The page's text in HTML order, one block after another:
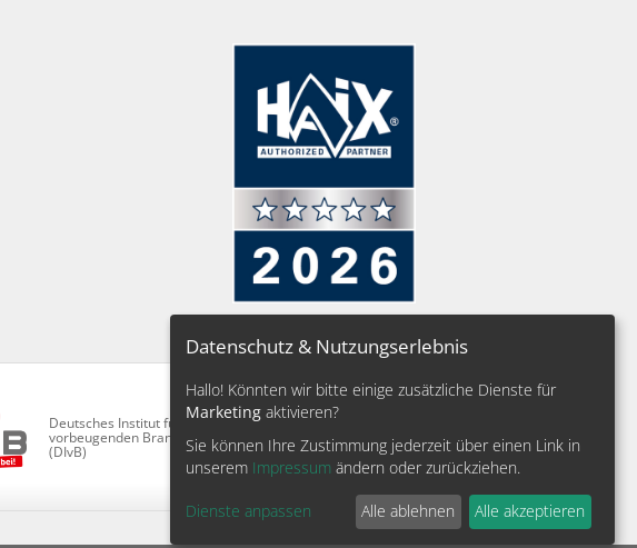
Datenschutz & Nutzungserlebnis
Hallo! Könnten wir bitte einige zusätzliche Dienste für
Marketing aktivieren?
Sie können Ihre Zustimmung jederzeit über einen Link in
unserem Impressum ändern oder zurückziehen.
Dienste anpassen Alle ablehnen Alle akzeptieren